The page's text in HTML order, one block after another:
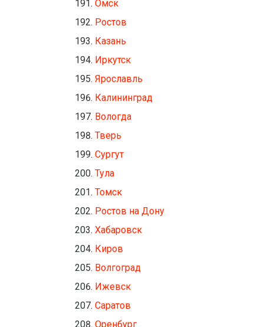
Омск
Ростов
Казань
Иркутск
Ярославль
Калининград
Вологда
Тверь
Сургут
Тула
Томск
Ростов на Дону
Хабаровск
Киров
Волгоград
Ижевск
Саратов
Оренбург